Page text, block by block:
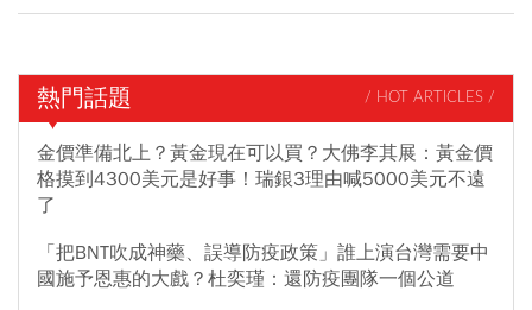
熱門話題 / HOT ARTICLES /
金價準備北上？黃金現在可以買？大佛李其展：黃金價
格摸到4300美元是好事！瑞銀3理由喊5000美元不遠
了
「把BNT吹成神藥、誤導防疫政策」誰上演台灣需要中
國施予恩惠的大戲？杜奕瑾：還防疫團隊一個公道